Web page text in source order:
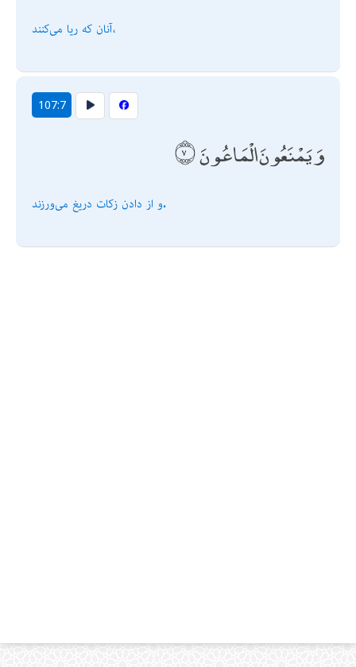
آنان كه ريا مى‌كنند،
107:7
وَيَمْنَعُونَ الْمَاعُونَ
و از دادن زكات دريغ مى‌ورزند.